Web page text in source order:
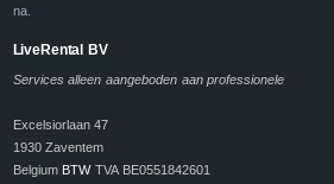
na.
LiveRental BV
Services alleen aangeboden aan professionele
Excelsiorlaan 47
1930 Zaventem
Belgium BTWTVA BE0551842601